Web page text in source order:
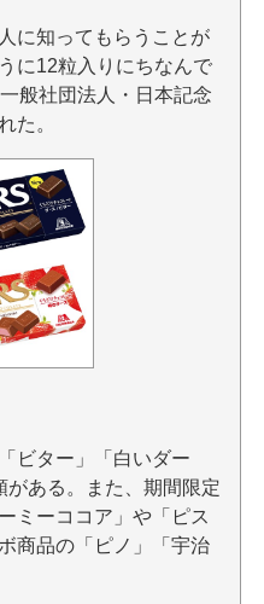
に知ってもらうことが
に12粒入りにちなんで
般社団法人・日本記念
た。
ビター」「白いダー
がある。また、期間限定
ミーココア」や「ピス
商品の「ピノ」「宇治